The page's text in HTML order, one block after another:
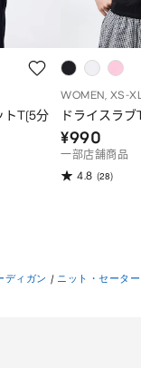
トT(5分
WOMEN, XS-
ドライスラ
¥990
一部店舗商品
4.8 (28)
ディガン / ニット・セーター